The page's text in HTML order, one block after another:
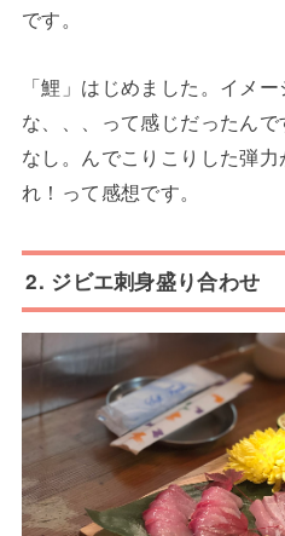
です。
「鯉」はじめました。イメ
な、、、って感じだったん
なし。んでこりこりした弾
れ！って感想です。
2. ジビエ刺身盛り合わせ